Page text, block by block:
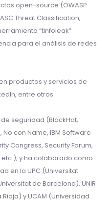
open-source (OWASP
Threat Classification,
“tinfoleak”
para el análisis de redes
productos y servicios de
entre otros.
seguridad (BlackHat,
No con Name, IBM Software
Congress, Security Forum,
y ha colaborado como
en la UPC (Universitat
de Barcelona), UNIR
y UCAM (Universidad